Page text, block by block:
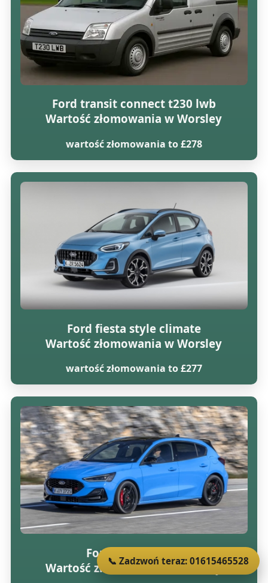
Ford transit connect t230 lwb
Wartość złomowania w Worsley
wartość złomowania to £278
Ford fiesta style climate
Wartość złomowania w Worsley
wartość złomowania to £277
Ford focus lx tdci
Wartość złomowania w Worsley
📞 Zadzwoń teraz: 01615465528